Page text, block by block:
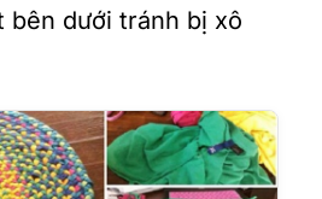
bên dưới tránh bị xô